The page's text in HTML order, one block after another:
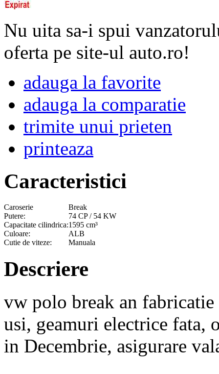
Nu uita sa-i spui
oferta pe site-ul auto.ro!
adauga la favorite
adauga la comparatie
trimite unui prieten
printeaza
Caracteristici
Caroserie
Break
Putere:
74 CP / 54 KW
Capacitate cilindrica:1595 cm³
Culoare:
ALB
Cutie de viteze:
Manuala
Descriere
vw polo break an
usi, geamuri electrice fata,
in Decembrie, asigurare